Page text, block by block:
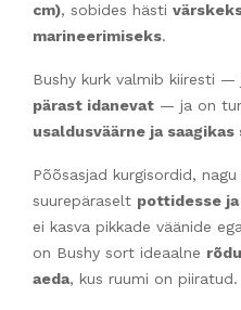
cm), sobides hästi
marineerimiseks.
Bushy kurk valmib kiiresti —
pärast idanevat — ja on
usaldusväärne ja saagikas
Põõsasjad kurgisordid,
suurepäraselt pottidesse
ei kasva pikkade väänide
on Bushy sort ideaalne
aeda, kus ruumi on piiratud.